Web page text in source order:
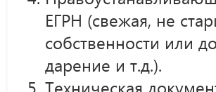
ЕГРН (свежая, не
собственности или
дарение и т.д.).
Техническая